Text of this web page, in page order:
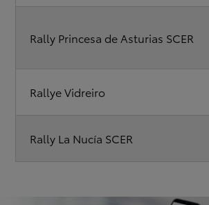
Rally Princesa de Asturias SCER
Rallye Vidreiro
Rally La Nucía SCER